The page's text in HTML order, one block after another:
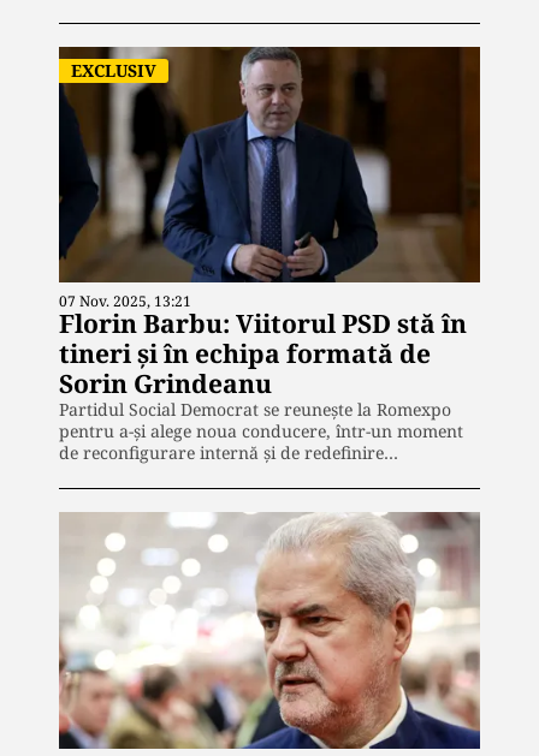
EXCLUSIV
07 Nov. 2025, 13:21
Florin Barbu: Viitorul PSD stă în
tineri și în echipa formată de
Sorin Grindeanu
Partidul Social Democrat se reunește la Romexpo
pentru a-și alege noua conducere, într-un moment
de reconfigurare internă și de redefinire…